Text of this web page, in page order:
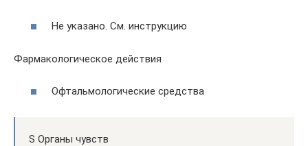
Не указано. См. инструкцию
Фармакологическое действия
Офтальмологические средства
S Органы чувств